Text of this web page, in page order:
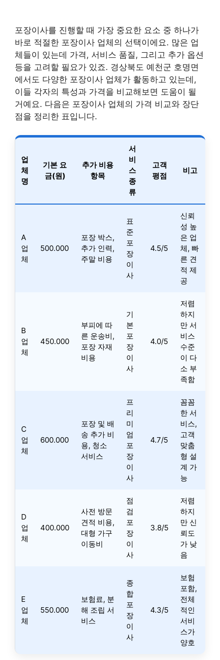
포장이사를 진행할 때 가장 중요한 요소 중 하나가
바로 적절한 포장이사 업체의 선택이에요. 많은 업
체들이 있는데 가격, 서비스 품질, 그리고 추가 옵션
등을 고려할 필요가 있죠. 경상북도 예천군 호명면
에서도 다양한 포장이사 업체가 활동하고 있는데,
이들 각자의 특성과 가격을 비교해보면 도움이 될
거예요. 다음은 포장이사 업체의 가격 비교와 장단
점을 정리한 표입니다.
업
체
명
기본 요
금(원)
추가 비용
항목
서
비
스
종
류
고객
평점
비고
A
업
체
500.000
포장 박스,
추가 인력,
주말 비용
표
준
포
장
이
사
4.5/5
신뢰
성 높
은 업
체, 빠
른 견
적 제
공
B
업
체
450.000
부피에 따
른 운송비,
포장 자재
비용
기
본
포
장
이
사
4.0/5
저렴
하지
만 서
비스
수준
이 다
소 부
족함
C
업
체
600.000
포장 및 배
송 추가 비
용, 청소
서비스
프
리
미
엄
포
장
이
사
4.7/5
꼼꼼
한 서
비스,
고객
맞춤
형 설
계 가
능
D
업
체
400.000
사전 방문
견적 비용,
대형 가구
이동비
점
검
포
장
이
사
3.8/5
저렴
하지
만 신
뢰도
가 낮
음
E
업
체
550.000
보험료, 분
해 조립 서
비스
종
합
포
장
이
사
4.3/5
보험
포함,
전체
적인
서비
스가
양호